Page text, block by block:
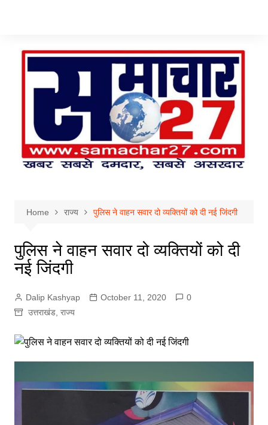
Home राज्य पुलिस ने वाहन सवार दो व्यक्तियों को दी नई जिंदगी
पुलिस ने वाहन सवार दो व्यक्तियों को दी
नई जिंदगी
Dalip Kashyap October 11, 2020
0
उत्तराखंड, राज्य